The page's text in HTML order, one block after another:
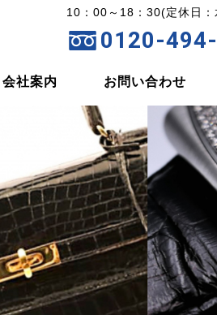
10：00～18：30(定休日：
0120-
会社案内 お問い合わせ